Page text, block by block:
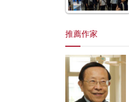
推薦作家